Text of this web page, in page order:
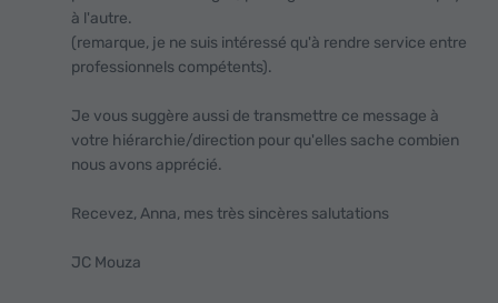
à l'autre.
(remarque, je ne suis intéressé qu'à rendre service entre
professionnels compétents).
Je vous suggère aussi de transmettre ce message à
votre hiérarchie/direction pour qu'elles sache combien
nous avons apprécié.
Recevez, Anna, mes très sincères salutations
JC Mouza